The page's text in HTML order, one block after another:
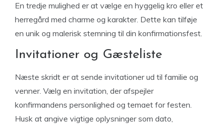
En tredje mulighed er at vælge en hyggelig kro eller et
herregård med charme og karakter. Dette kan tilføje
en unik og malerisk stemning til din konfirmationsfest.
Invitationer og Gæsteliste
Næste skridt er at sende invitationer ud til familie og
venner. Vælg en invitation, der afspejler
konfirmandens personlighed og temaet for festen.
Husk at angive vigtige oplysninger som dato,